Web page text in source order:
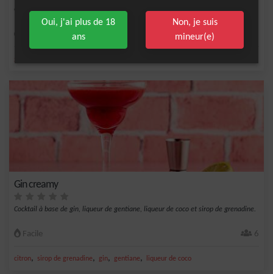
Cocktail à base de gin, vermouth dry, marasquin et sirop de framboise.
Gin creamy
Cocktail à base de gin, liqueur de gentiane, liqueur de coco et sirop de grenadine.
Facile 6
citron, sirop de grenadine, gin, gentiane, liqueur de coco
Oui, j'ai plus de 18
ans
Non, je suis
mineur(e)